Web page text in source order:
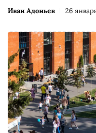
Иван Адоньев 26